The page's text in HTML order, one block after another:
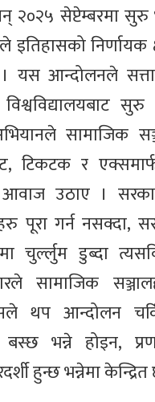
२०२५ सेप्टेम्बरमा
इतिहासको निर्णायक
यस आन्दोलनले
सामाजिक
टिकटक र
आवाज उठाए ।
पूरा गर्न नसक्दा,
चुर्ल्लुम डुब्दा
सामाजिक
थप आन्दोलन
भन्ने होइन,
हुन्छ भन्नेमा केन्द्रित